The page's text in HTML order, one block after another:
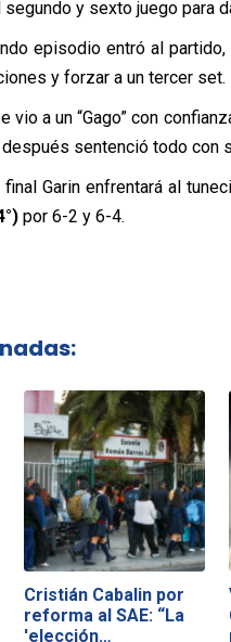
y sexto juego para
episodio entró al
y forzar a un tercer set.
vio a un “Gago” con
sentenció todo con
Garin enfrentará al
por 6-2 y 6-4.
Cristián Cabalin por
reforma al SAE: “La
'elección…